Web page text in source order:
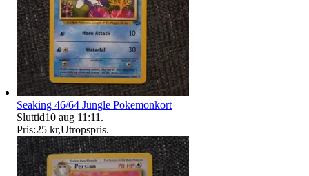
Seaking 46/64 Jungle Pokemonkort
Sluttid10 aug 11:11 .
Pris:25 kr,Utropspris.